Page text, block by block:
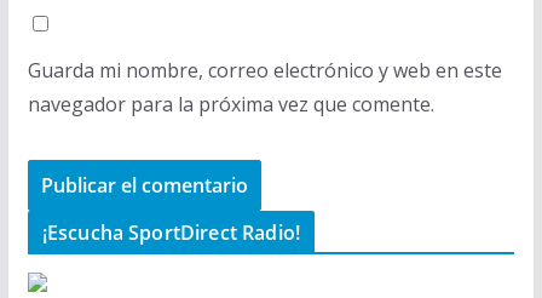
Guarda mi nombre, correo electrónico y web en este
navegador para la próxima vez que comente.
¡Escucha SportDirect Radio!